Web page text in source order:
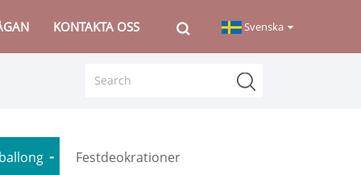
KONTAKTA OSS Svenska
Festdeokrationer